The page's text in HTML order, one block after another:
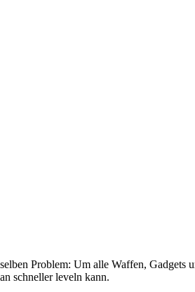
Problem: Um alle Waffen, Gadgets
schneller leveln kann.